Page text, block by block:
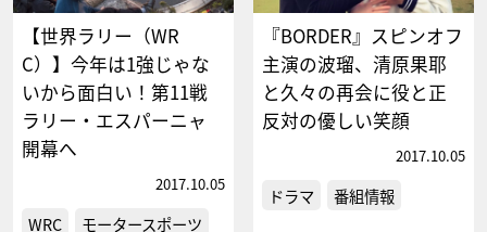
【世界ラリー（WR
C）】今年は1強じゃな
いから面白い！第11戦
ラリー・エスパーニャ
開幕へ
2017.10.05
WRC モータースポーツ
『BORDER』スピンオフ
主演の波瑠、清原果耶
と久々の再会に役と正
反対の優しい笑顔
2017.10.05
ドラマ 番組情報